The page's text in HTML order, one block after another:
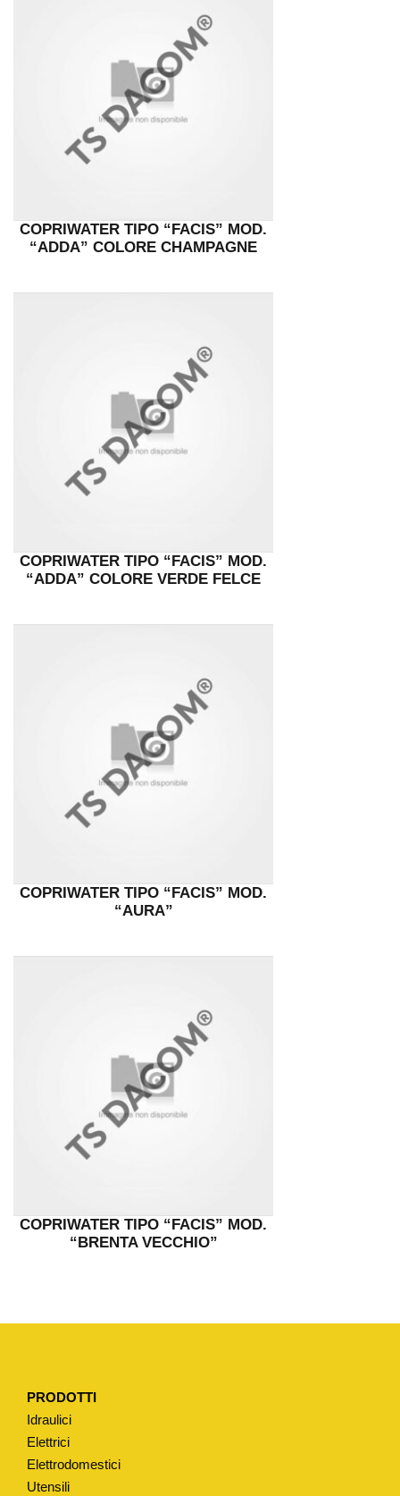
COPRIWATER TIPO “FACIS” MOD.
“ADDA” COLORE CHAMPAGNE
COPRIWATER TIPO “FACIS” MOD.
“ADDA” COLORE VERDE FELCE
COPRIWATER TIPO “FACIS” MOD.
“AURA”
COPRIWATER TIPO “FACIS” MOD.
“BRENTA VECCHIO”
PRODOTTI
Idraulici
Elettrici
Elettrodomestici
Utensili